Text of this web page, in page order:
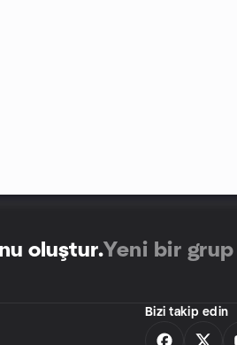
oluştur.Yeni bir grup
Bizi takip edin